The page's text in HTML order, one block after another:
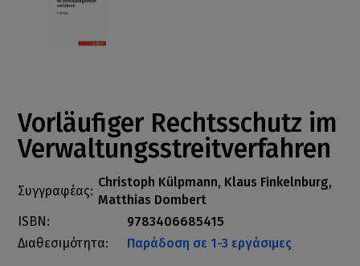
Vorläufiger Rechtsschutz im
Verwaltungsstreitverfahren
Συγγραφέας:
Christoph Külpmann, Klaus Finkelnburg,
Matthias Dombert
ISBN:
9783406685415
Διαθεσιμότητα:
Παράδοση σε 1-3 εργάσιμες